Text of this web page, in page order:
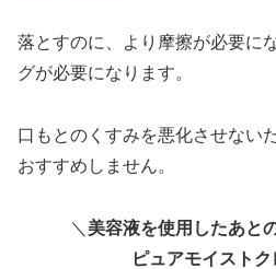
落とすのに、より摩擦が必要に
グが必要になります。
口もとのくすみを悪化させない
おすすめしません。
＼ 美容液を使用したあと
ピュアモイスト